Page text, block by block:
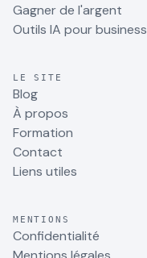
Gagner de l'argent
Outils IA pour business
LE SITE
Blog
À propos
Formation
Contact
Liens utiles
MENTIONS
Confidentialité